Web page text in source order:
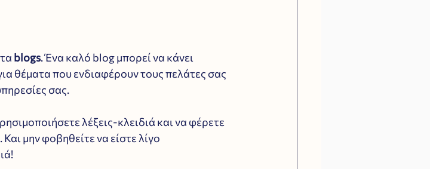
blogs. Ένα καλό blog μπορεί να κάνει
θέματα που ενδιαφέρουν τους πελάτες σας
σας.
λέξεις-κλειδιά και να φέρετε
μην φοβηθείτε να είστε λίγο